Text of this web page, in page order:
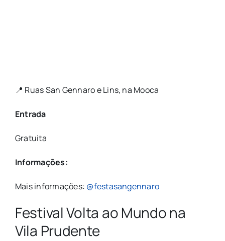
📍 Ruas San Gennaro e Lins, na Mooca
Entrada
Gratuita
Informações:
Mais informações: @festasangennaro
Festival Volta ao Mundo na
Vila Prudente